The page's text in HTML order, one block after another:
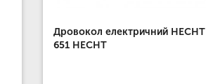
Дровокол електричний HECHT
651 HECHT